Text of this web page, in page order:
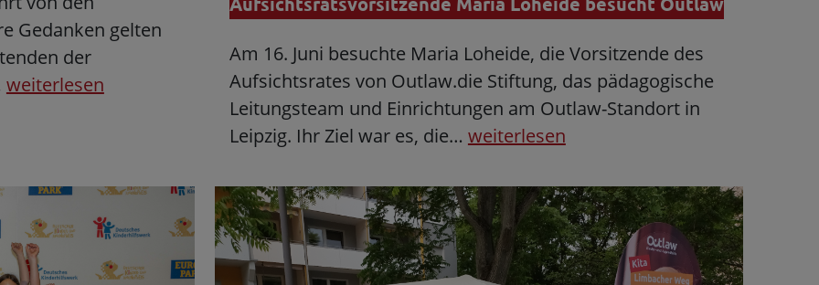
Gedanken gelten
der
weiterlesen
Am 16. Juni besuchte Maria Loheide, die Vorsitzende des
Aufsichtsrates von Outlaw.die Stiftung, das pädagogische
Leitungsteam und Einrichtungen am Outlaw-Standort in
Leipzig. Ihr Ziel war es, die… weiterlesen